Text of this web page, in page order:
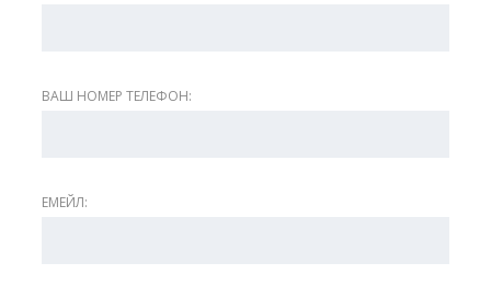
ВАШ НОМЕР ТЕЛЕФОН:
ЕМЕЙЛ: